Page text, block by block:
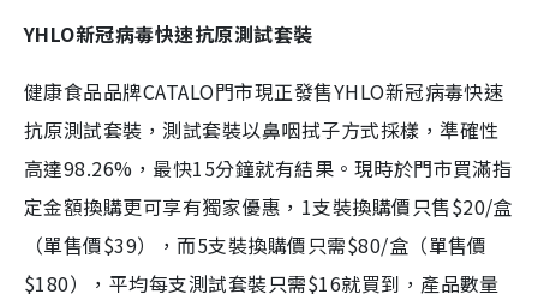
YHLO新冠病毒快速抗原測試套裝
健康食品品牌CATALO門市現正發售YHLO新冠病毒快速
抗原測試套裝，測試套裝以鼻咽拭子方式採樣，準確性
高達98.26%，最快15分鐘就有結果。現時於門市買滿指
定金額換購更可享有獨家優惠，1支裝換購價只售$20/盒
（單售價$39），而5支裝換購價只需$80/盒（單售價
$180），平均每支測試套裝只需$16就買到，產品數量